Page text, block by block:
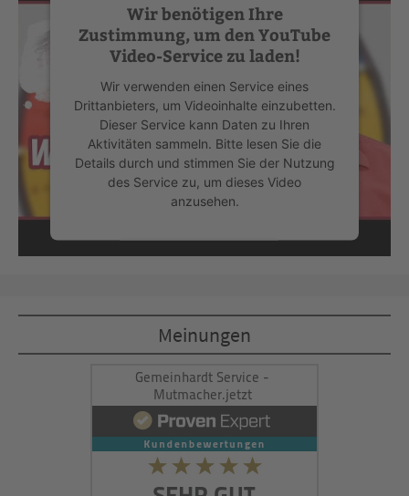
Wir benötigen Ihre
Zustimmung, um den YouTube
Video-Service zu laden!
Wir verwenden einen Service eines
Drittanbieters, um Videoinhalte einzubetten.
Dieser Service kann Daten zu Ihren
Aktivitäten sammeln. Bitte lesen Sie die
Details durch und stimmen Sie der Nutzung
des Service zu, um dieses Video
anzusehen.
Mehr Informationen
powered byUsercentrics Consent
Management Platform&eRecht24
Meinungen